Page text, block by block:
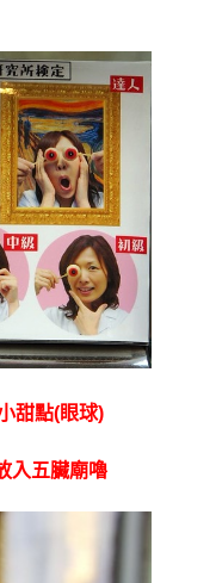
甜點(眼球)
入五臟廟嚕